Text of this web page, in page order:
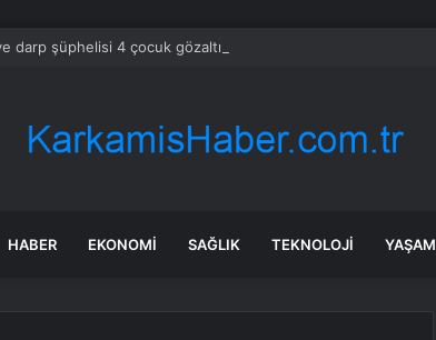
darp şüphelisi 4 çocuk gözaltına alındı
HABER EKONOMI SAĞLIK TEKNOLOJI YAŞAM